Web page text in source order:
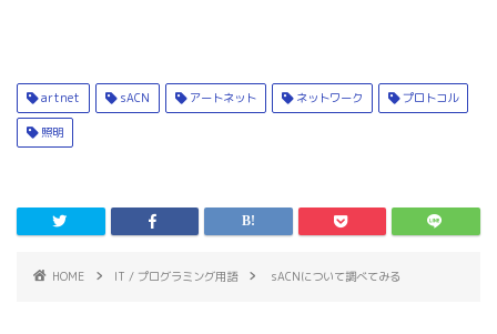
ま
す
)
artnet sACN アートネット ネットワーク プロトコル
照明
HOME IT / プログラミング用語 sACNについて調べてみる